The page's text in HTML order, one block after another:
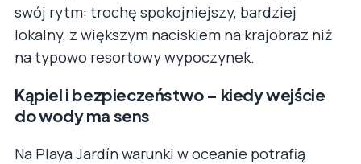
swój rytm: trochę spokojniejszy, bardziej
lokalny, z większym naciskiem na krajobraz niż
na typowo resortowy wypoczynek.
Kąpiel i bezpieczeństwo – kiedy wejście
do wody ma sens
Na Playa Jardín warunki w oceanie potrafią